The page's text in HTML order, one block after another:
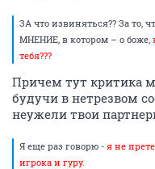
ЗА что извиняться?? За то,
МНЕНИЕ, в котором – о боже,
тебя???
Причем тут критика
будучи в нетрезвом
неужели твои
Я еще раз говорю - я не
игрока и гуру.